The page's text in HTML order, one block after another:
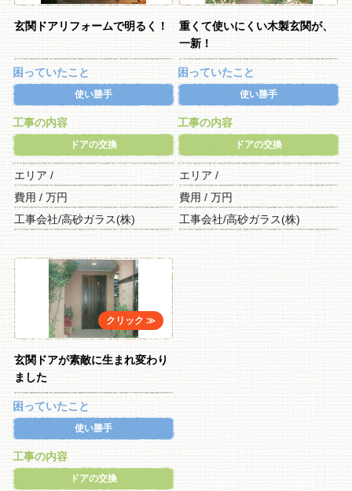
玄関ドアリフォームで明るく！
困っていたこと
使い勝手
工事の内容
ドアの交換
エリア /
費用 / 万円
工事会社/高砂ガラス(株)
重くて使いにくい木製玄関が、
一新！
困っていたこと
使い勝手
工事の内容
ドアの交換
エリア /
費用 / 万円
工事会社/高砂ガラス(株)
玄関ドアが素敵に生まれ変わり
ました
困っていたこと
使い勝手
工事の内容
ドアの交換